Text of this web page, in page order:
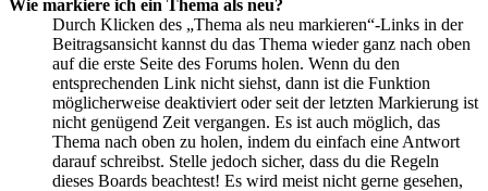
Wie markiere ich ein Thema als neu?
Durch Klicken des „Thema als neu markieren“-Links in der
Beitragsansicht kannst du das Thema wieder ganz nach oben
auf die erste Seite des Forums holen. Wenn du den
entsprechenden Link nicht siehst, dann ist die Funktion
möglicherweise deaktiviert oder seit der letzten Markierung ist
nicht genügend Zeit vergangen. Es ist auch möglich, das
Thema nach oben zu holen, indem du einfach eine Antwort
darauf schreibst. Stelle jedoch sicher, dass du die Regeln
dieses Boards beachtest! Es wird meist nicht gerne gesehen,